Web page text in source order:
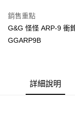
合作金庫商業銀行
華南商業銀行
上海商業儲蓄銀行
聯邦商業銀行
元大商業銀行
LINE Pay
Apple Pay
AFTEE先享後付
銷售重點
G&G 怪怪 ARP-9 衝
GGARP9B
詳細說明